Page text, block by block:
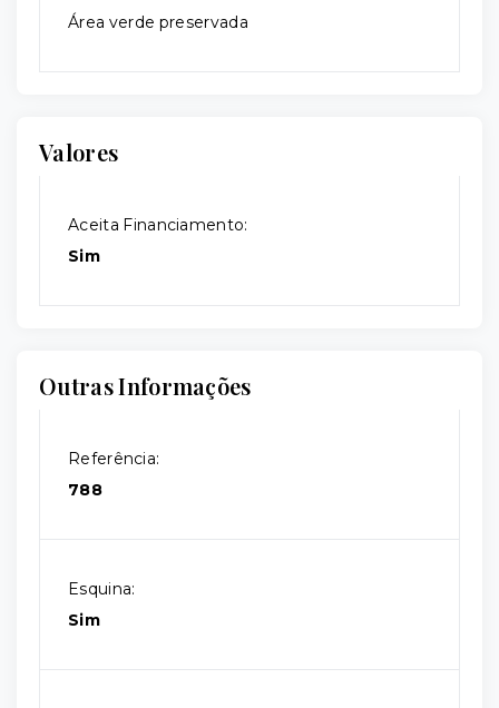
Área verde preservada
Valores
Aceita Financiamento:
Sim
Outras Informações
Referência:
788
Esquina:
Sim